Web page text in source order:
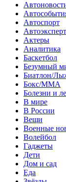
Автоспорт
Автоэксперт
Актеры
Аналитика
Баскетбол
Безумный
Биатлон/
Бокс/MMA
Болезни и
В мире
В России
Вещи
Военные
Волейбол
Гаджеты
Дети
Дом и сад
Еда